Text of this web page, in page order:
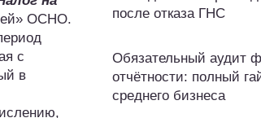
ОСНО.
с
в
после отказа ГНС
Обязательный аудит
отчётности: полный
среднего бизнеса